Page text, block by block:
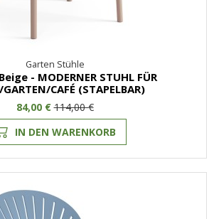
Garten Stühle
- MODERNER STUHL FÜR
GARTEN/CAFÉ (STAPELBAR)
84,00 €114,00 €
IN DEN WARENKORB